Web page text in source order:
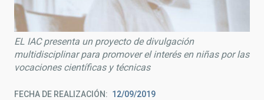
EL IAC presenta un proyecto de divulgación
multidisciplinar para promover el interés en niñas por las
vocaciones científicas y técnicas
FECHA DE REALIZACIÓN 12/09/2019